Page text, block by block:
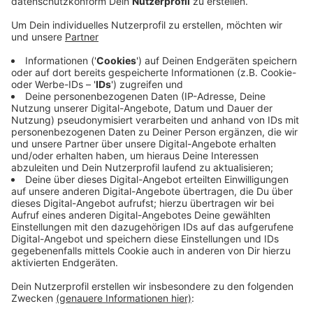
Donnerstagabend ist auf der A4 Richtung Köln
zwischen Weisweiler und Langerwehe ein LKW
umgekippt. Der Fahrer des LKWs wurde schwer
verletzt. An der Anschlussstelle Langerwehe kippte
laut Polizei gegen 22:10 Uhr der mit Bier beladene
LKW durch einen Fahrfehler und ohne
Fremdbeteiligung um. In Langerwehe wird bis
Freitagabend voraussichtlich keine Abfahrt von der A4
möglich sein. Zudem stehen auf der A4 in diesem
Bereich nur zwei von drei Spuren zur Verfügung.
Anzeige
©blaulichtdoku_ac
Anzeige